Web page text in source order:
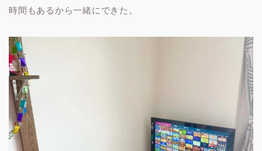
時間もあるから一緒にできた。